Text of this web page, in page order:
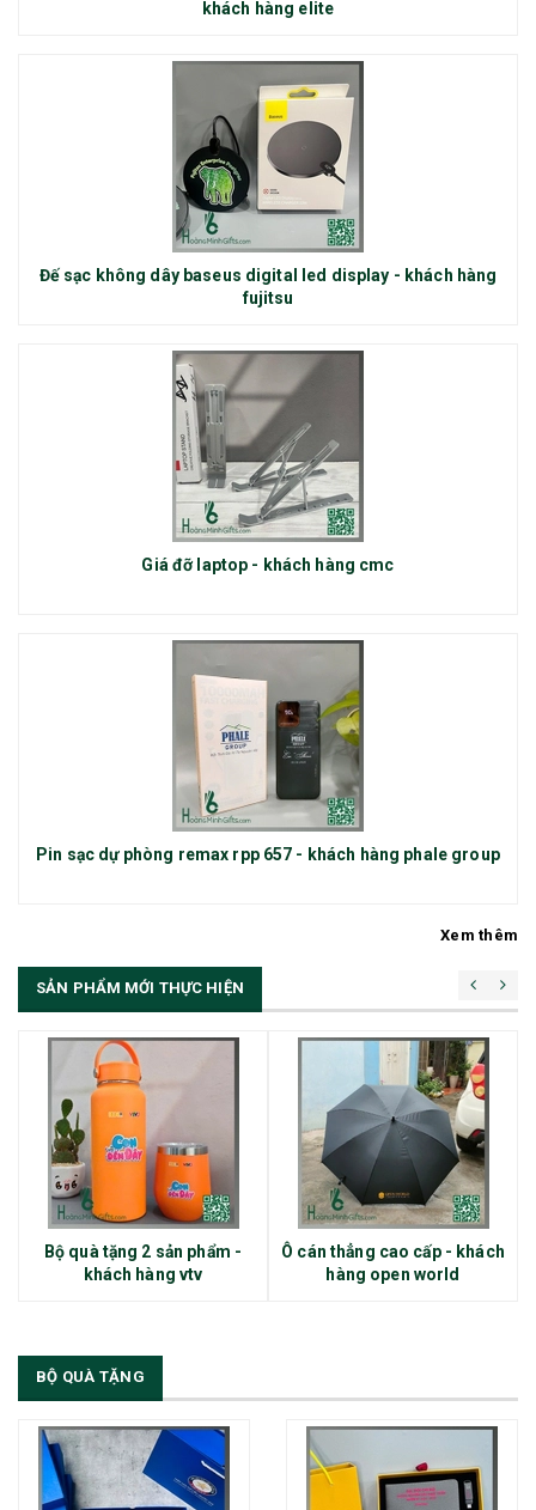
khách hàng elite
Đế sạc không dây baseus digital led display - khách hàng
fujitsu
Giá đỡ laptop - khách hàng cmc
Pin sạc dự phòng remax rpp 657 - khách hàng phale group
Xem thêm
SẢN PHẨM MỚI THỰC HIỆN
Bộ quà tặng 2 sản phẩm -
khách hàng vtv
Ô cán thẳng cao cấp - khách
hàng open world
BỘ QUÀ TẶNG